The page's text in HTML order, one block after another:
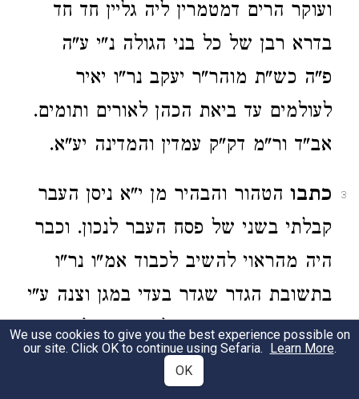
ועוקר הרים דמטמרין ליה גליין חד חד
בדרא רבן של כל בני הגולה נ"י ע"ה
פ"ה כש"ת מוהר"ר יעקב נר"ו יאיר
לעולמים עד ביאת הכהן לאורים ותומים.
אב"ד ור"מ דק"ק עמדין והמדינה יע"א.
3 כתבו הטהור והבהיר מן י"א ניסן העבר
קבלתי בשני של פסח העבר לנכון. וכבר
היה מהראוי להשיב לכבוד אמ"ו נר"ו
בתשובת הגדר שגדר בעדי במגן וצנה ע"י
אגרת כתבי הקודש שלו. אשר כל רואה
אותם. נמוג לא קם עוד רוח באיש
We use cookies to give you the best experience possible on
our site. Click OK to continue using Sefaria. Learn More.
OK